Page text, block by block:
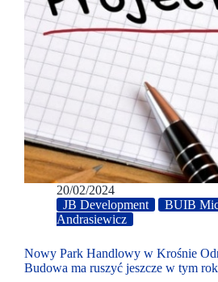
20/02/2024
JB Development
BUIB
Andrasiewicz
Nowy Park Handlowy w Krośnie
Budowa ma ruszyć jeszcze w tym